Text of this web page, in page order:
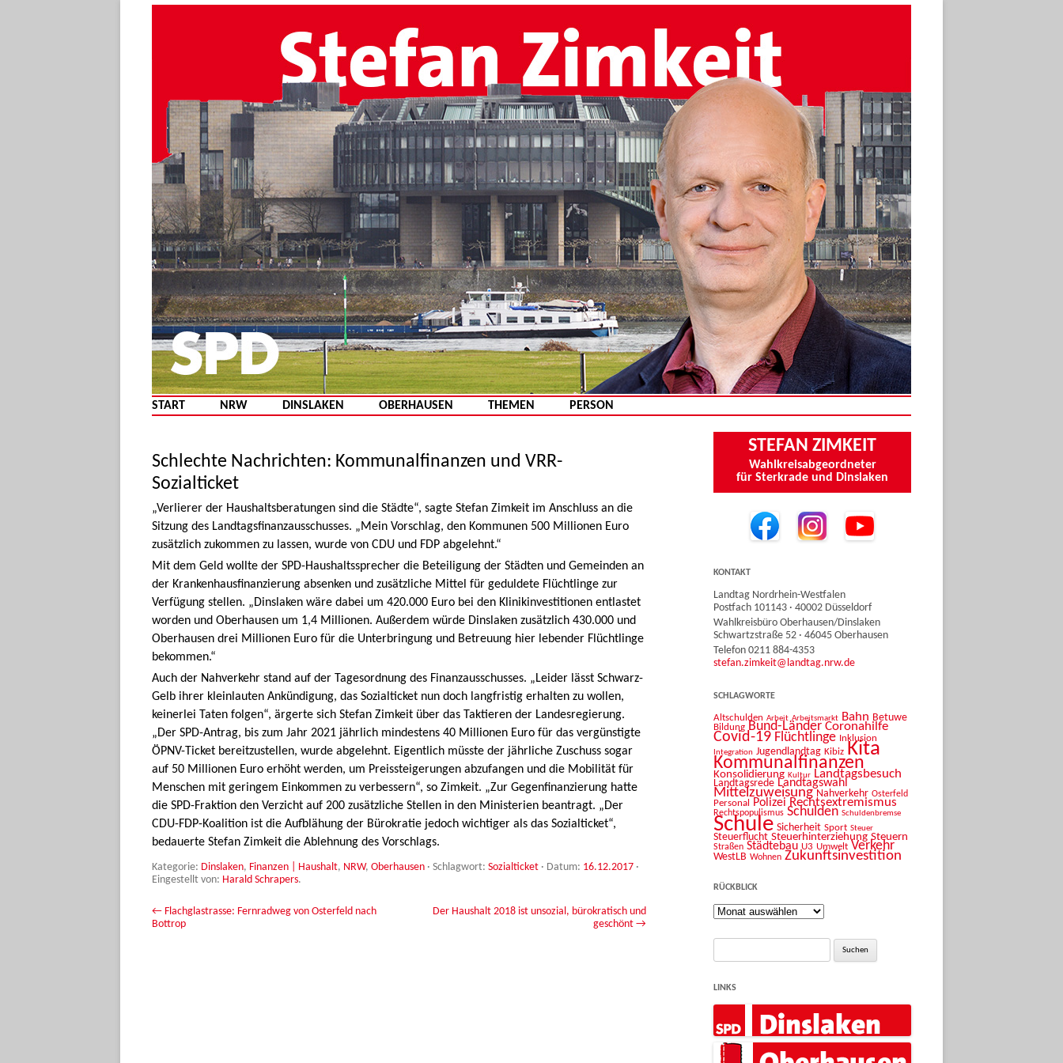
Zum Inhalt springen
START NRW DINSLAKEN OBERHAUSEN THEMEN PERSON
Schlechte Nachrichten: Kommunalfinanzen und VRR-
Sozialticket
„Verlierer der Haushaltsberatungen sind die Städte“, sagte Stefan Zimkeit im Anschluss an die
Sitzung des Landtagsfinanzausschusses. „Mein Vorschlag, den Kommunen 500 Millionen Euro
zusätzlich zukommen zu lassen, wurde von CDU und FDP abgelehnt.“
Mit dem Geld wollte der SPD-Haushaltssprecher die Beteiligung der Städten und Gemeinden an
der Krankenhausfinanzierung absenken und zusätzliche Mittel für geduldete Flüchtlinge zur
Verfügung stellen. „Dinslaken wäre dabei um 420.000 Euro bei den Klinikinvestitionen entlastet
worden und Oberhausen um 1,4 Millionen. Außerdem würde Dinslaken zusätzlich 430.000 und
Oberhausen drei Millionen Euro für die Unterbringung und Betreuung hier lebender Flüchtlinge
bekommen.“
Auch der Nahverkehr stand auf der Tagesordnung des Finanzausschusses. „Leider lässt Schwarz-
Gelb ihrer kleinlauten Ankündigung, das Sozialticket nun doch langfristig erhalten zu wollen,
keinerlei Taten folgen“, ärgerte sich Stefan Zimkeit über das Taktieren der Landesregierung.
„Der SPD-Antrag, bis zum Jahr 2021 jährlich mindestens 40 Millionen Euro für das vergünstigte
ÖPNV-Ticket bereitzustellen, wurde abgelehnt. Eigentlich müsste der jährliche Zuschuss sogar
auf 50 Millionen Euro erhöht werden, um Preissteigerungen abzufangen und die Mobilität für
Menschen mit geringem Einkommen zu verbessern“, so Zimkeit. „Zur Gegenfinanzierung hatte
die SPD-Fraktion den Verzicht auf 200 zusätzliche Stellen in den Ministerien beantragt. „Der
CDU-FDP-Koalition ist die Aufblähung der Bürokratie jedoch wichtiger als das Sozialticket“,
bedauerte Stefan Zimkeit die Ablehnung des Vorschlags.
Kategorie: Dinslaken, Finanzen | Haushalt, NRW, Oberhausen · Schlagwort: Sozialticket · Datum: 16.12.2017 ·
Eingestellt von: Harald Schrapers.
Beitrags-Navigation
← Flachglastrasse: Fernradweg von Osterfeld nach
Bottrop
Der Haushalt 2018 ist unsozial, bürokratisch und
geschönt →
STEFAN ZIMKEIT
Wahlkreisabgeordneter
für Sterkrade und Dinslaken
KONTAKT
Landtag Nordrhein-Westfalen
Postfach 101143 · 40002 Düsseldorf
Wahlkreisbüro Oberhausen/Dinslaken
Schwartzstraße 52 · 46045 Oberhausen
Telefon 0211 884-4353
stefan.zimkeit@landtag.nrw.de
SCHLAGWORTE
Altschulden Arbeit Arbeitsmarkt Bahn Betuwe
Bildung Bund-Länder Coronahilfe
Covid-19 Flüchtlinge Inklusion
Integration Jugendlandtag Kibiz Kita
Kommunalfinanzen
Konsolidierung Kultur Landtagsbesuch
Landtagsrede Landtagswahl
Mittelzuweisung Nahverkehr Osterfeld
Personal Polizei Rechtsextremismus
Rechtspopulismus Schulden Schuldenbremse
Schule Sicherheit Sport Steuer
Steuerflucht Steuerhinterziehung Steuern
Straßen Städtebau U3 Umwelt Verkehr
WestLB Wohnen Zukunftsinvestition
RÜCKBLICK
Rückblick
Suche
LINKS